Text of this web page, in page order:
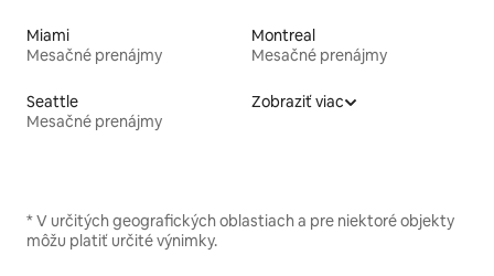
Miami
Mesačné prenájmy
Montreal
Mesačné prenájmy
Seattle
Mesačné prenájmy
Zobraziť viac
* V určitých geografických oblastiach a pre niektoré objekty
môžu platiť určité výnimky.